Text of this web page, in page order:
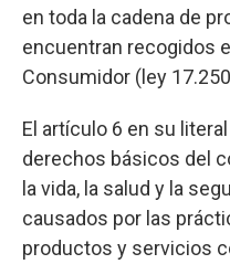
en toda la cadena de
encuentran recogidos
Consumidor (ley
El artículo 6 en su
derechos básicos del
la vida, la salud y la
causados por las
productos y servicios